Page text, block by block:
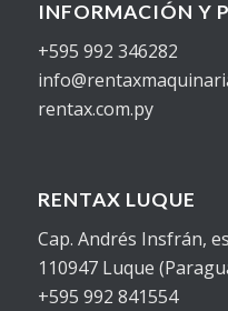
INFORMACIÓN Y
+595 992 346282
rentax.com.py
RENTAX LUQUE
Cap. Andrés Insfrán,
110947 Luque
+595 992 841554